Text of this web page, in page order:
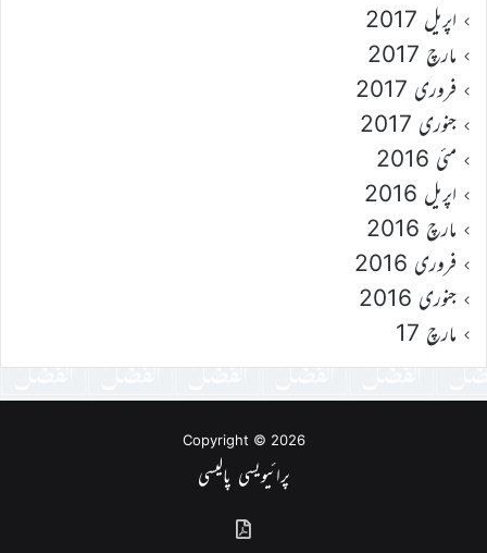
اپریل 2017
مارچ 2017
فروری 2017
جنوری 2017
مئی 2016
اپریل 2016
مارچ 2016
فروری 2016
جنوری 2016
مارچ 17
Copyright © 2026
پرائیویسی پالیسی
گذشتہ